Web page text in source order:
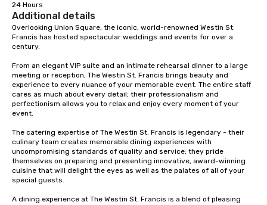
24 Hours
Additional details
Overlooking Union Square, the iconic, world-renowned Westin St.
Francis has hosted spectacular weddings and events for over a
century.
From an elegant VIP suite and an intimate rehearsal dinner to a large
meeting or reception, The Westin St. Francis brings beauty and
experience to every nuance of your memorable event. The entire staff
cares as much about every detail; their professionalism and
perfectionism allows you to relax and enjoy every moment of your
event.
The catering expertise of The Westin St. Francis is legendary - their
culinary team creates memorable dining experiences with
uncompromising standards of quality and service; they pride
themselves on preparing and presenting innovative, award-winning
cuisine that will delight the eyes as well as the palates of all of your
special guests.
A dining experience at The Westin St. Francis is a blend of pleasing